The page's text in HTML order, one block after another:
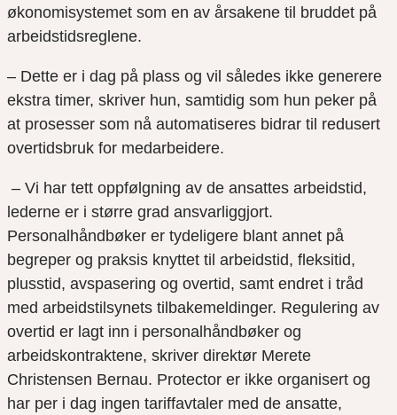
økonomisystemet som en av årsakene til bruddet på
arbeidstidsreglene.
– Dette er i dag på plass og vil således ikke generere
ekstra timer, skriver hun, samtidig som hun peker på
at prosesser som nå automatiseres bidrar til redusert
overtidsbruk for medarbeidere.
– Vi har tett oppfølgning av de ansattes arbeidstid,
lederne er i større grad ansvarliggjort.
Personalhåndbøker er tydeligere blant annet på
begreper og praksis knyttet til arbeidstid, fleksitid,
plusstid, avspasering og overtid, samt endret i tråd
med arbeidstilsynets tilbakemeldinger. Regulering av
overtid er lagt inn i personalhåndbøker og
arbeidskontraktene, skriver direktør Merete
Christensen Bernau. Protector er ikke organisert og
har per i dag ingen tariffavtaler med de ansatte,